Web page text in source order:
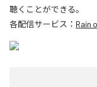
聴くことができる。
各配信サービス： Rain